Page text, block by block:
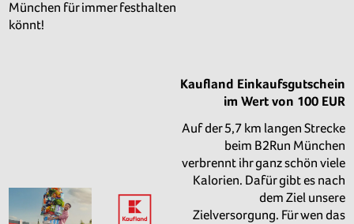
München für immer festhalten
könnt!
Kaufland Einkaufsgutschein
im Wert von 100 EUR
Auf der 5,7 km langen Strecke
beim B2Run München
verbrennt ihr ganz schön viele
Kalorien. Dafür gibt es nach
dem Ziel unsere
Zielversorgung. Für wen das